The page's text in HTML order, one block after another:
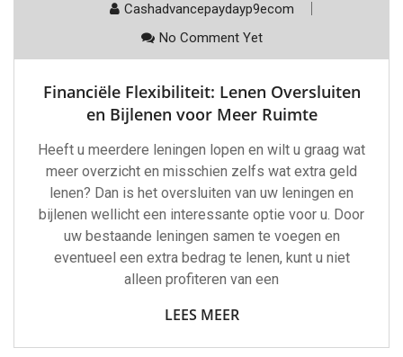
Cashadvancepaydayp9ecom
No Comment Yet
Financiële Flexibiliteit: Lenen Oversluiten
en Bijlenen voor Meer Ruimte
Heeft u meerdere leningen lopen en wilt u graag wat
meer overzicht en misschien zelfs wat extra geld
lenen? Dan is het oversluiten van uw leningen en
bijlenen wellicht een interessante optie voor u. Door
uw bestaande leningen samen te voegen en
eventueel een extra bedrag te lenen, kunt u niet
alleen profiteren van een
LEES MEER